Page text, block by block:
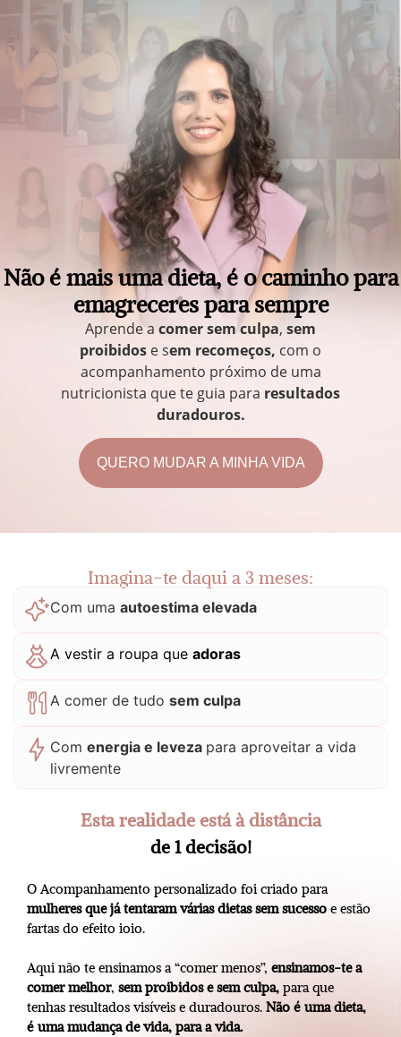
Não é mais uma dieta, é o caminho para
emagreceres para sempre
Aprende a comer sem culpa, sem
proibidos e sem recomeços, com o
acompanhamento próximo de uma
nutricionista que te guia para resultados
duradouros.
QUERO MUDAR A MINHA VIDA
Imagina-te daqui a 3 meses:
Com uma autoestima elevada
A vestir a roupa que adoras
A comer de tudo sem culpa
Com energia e leveza para aproveitar a vida
livremente
Esta realidade está à distância
de 1 decisão!
O Acompanhamento personalizado foi criado para
mulheres que já tentaram várias dietas sem sucesso e estão
fartas do efeito ioio.
Aqui não te ensinamos a “comer menos”, ensinamos-te a
comer melhor, sem proibidos e sem culpa, para que
tenhas resultados visíveis e duradouros. Não é uma dieta,
é uma mudança de vida, para a vida.